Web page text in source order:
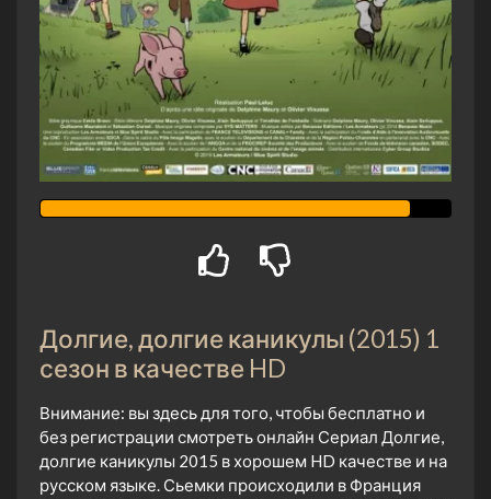
Долгие, долгие каникулы (2015) 1
сезон в качестве HD
Внимание: вы здесь для того, чтобы бесплатно и
без регистрации смотреть онлайн Сериал Долгие,
долгие каникулы 2015 в хорошем HD качестве и на
русском языке. Сьемки происходили в Франция